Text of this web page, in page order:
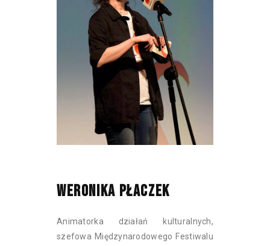
WERONIKA PŁACZEK
Animatorka działań kulturalnych,
szefowa Międzynarodowego Festiwalu